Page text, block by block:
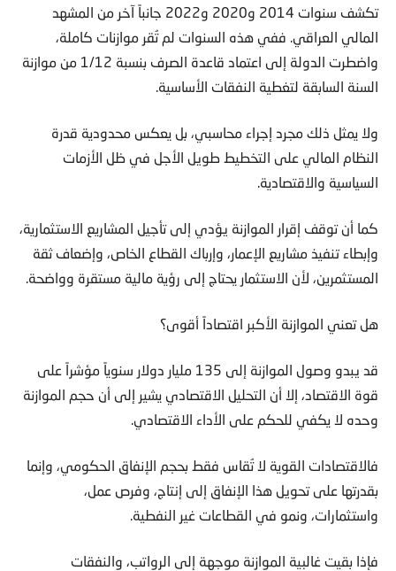
تكشف سنوات 2014 و2020 و2022 جانباً آخر من المشهد
المالي العراقي. ففي هذه السنوات لم تُقر موازنات كاملة،
واضطرت الدولة إلى اعتماد قاعدة الصرف بنسبة 1/12 من موازنة
السنة السابقة لتغطية النفقات الأساسية.
ولا يمثل ذلك مجرد إجراء محاسبي، بل يعكس محدودية قدرة
النظام المالي على التخطيط طويل الأجل في ظل الأزمات
السياسية والاقتصادية.
كما أن توقف إقرار الموازنة يؤدي إلى تأجيل المشاريع الاستثمارية،
وإبطاء تنفيذ مشاريع الإعمار، وإرباك القطاع الخاص، وإضعاف ثقة
المستثمرين، لأن الاستثمار يحتاج إلى رؤية مالية مستقرة وواضحة.
هل تعني الموازنة الأكبر اقتصاداً أقوى؟
قد يبدو وصول الموازنة إلى 135 مليار دولار سنوياً مؤشراً على
قوة الاقتصاد، إلا أن التحليل الاقتصادي يشير إلى أن حجم الموازنة
وحده لا يكفي للحكم على الأداء الاقتصادي.
فالاقتصادات القوية لا تُقاس فقط بحجم الإنفاق الحكومي، وإنما
بقدرتها على تحويل هذا الإنفاق إلى إنتاج، وفرص عمل،
واستثمارات، ونمو في القطاعات غير النفطية.
فإذا بقيت غالبية الموازنة موجهة إلى الرواتب، والنفقات